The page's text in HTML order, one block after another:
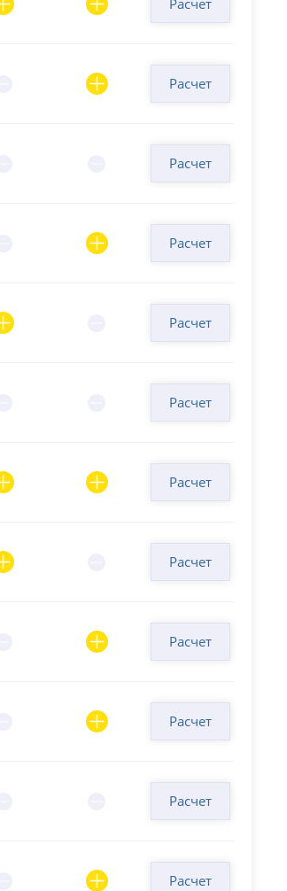
Расчет
Расчет
Расчет
Расчет
Расчет
Расчет
Расчет
Расчет
Расчет
Расчет
Расчет
Расчет